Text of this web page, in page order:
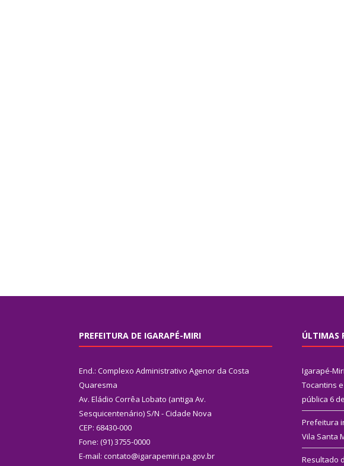
PREFEITURA DE IGARAPÉ-MIRI
End.: Complexo Administrativo Agenor da Costa
Quaresma
Av. Eládio Corrêa Lobato (antiga Av.
Sesquicentenário) S/N - Cidade Nova
CEP: 68430-000
Fone: (91) 3755-0000
E-mail: contato@igarapemiri.pa.gov.br
ÚLTIMAS
Igarapé-
Tocantins
pública 6
Prefeitura
Vila Santa
Resultado